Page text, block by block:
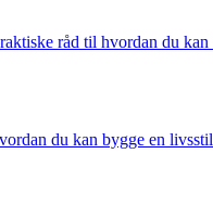
råd til hvordan du
du kan bygge en